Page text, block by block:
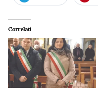
Correlati